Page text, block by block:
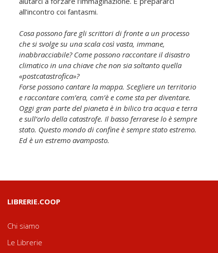
all’incontro coi fantasmi.
Cosa possono fare gli scrittori di fronte a un processo
che si svolge su una scala così vasta, immane,
inabbracciabile? Come possono raccontare il disastro
climatico in una chiave che non sia soltanto quella
«postcatastrofica»?
Forse possono cantare la mappa. Scegliere un territorio
e raccontare com’era, com’è e come sta per diventare.
Oggi gran parte del pianeta è in bilico tra acqua e terra
e sull’orlo della catastrofe. Il basso ferrarese lo è sempre
stato. Questo mondo di confine è sempre stato estremo.
Ed è un estremo avamposto.
LIBRERIE.COOP
Chi siamo
Le Librerie